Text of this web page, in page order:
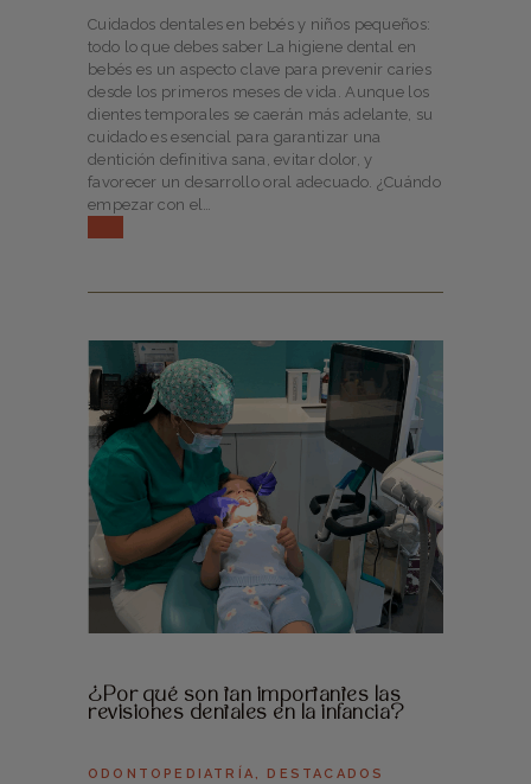
Cuidados dentales en bebés y niños pequeños:
todo lo que debes saber La higiene dental en
bebés es un aspecto clave para prevenir caries
desde los primeros meses de vida. Aunque los
dientes temporales se caerán más adelante, su
cuidado es esencial para garantizar una
dentición definitiva sana, evitar dolor, y
favorecer un desarrollo oral adecuado. ¿Cuándo
empezar con el…
¿Por qué son tan importantes las
revisiones dentales en la infancia?
ODONTOPEDIATRÍA ,
DESTACADOS